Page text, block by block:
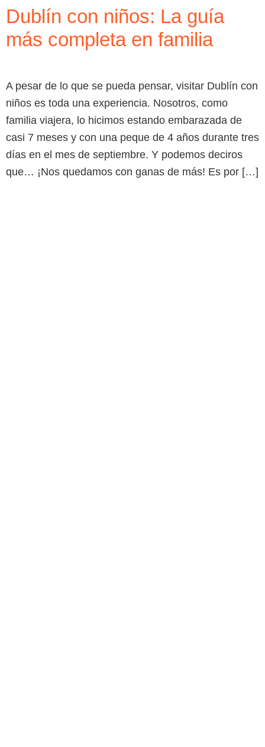
Dublín con niños: La guía
más completa en familia
A pesar de lo que se pueda pensar, visitar Dublín con
niños es toda una experiencia. Nosotros, como
familia viajera, lo hicimos estando embarazada de
casi 7 meses y con una peque de 4 años durante tres
días en el mes de septiembre. Y podemos deciros
que… ¡Nos quedamos con ganas de más! Es por […]